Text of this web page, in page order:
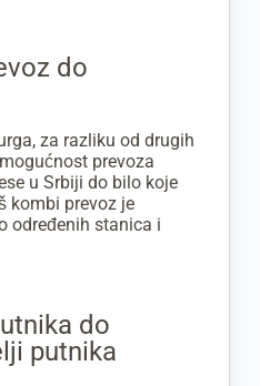
do
za razliku od drugih
prevoza
u Srbiji do bilo koje
kombi prevoz je
određenih stanica i
do
putnika